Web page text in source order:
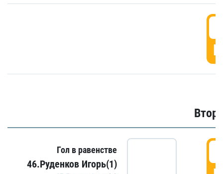
Гол в равенстве
46.Руденков Игорь(1)